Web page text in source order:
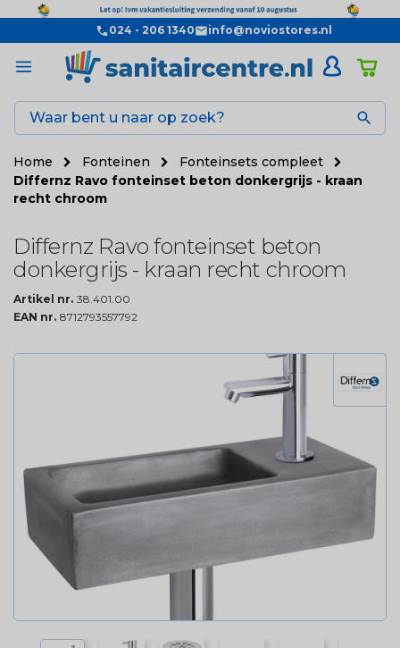
024 - 206 1340 info@noviostores.nl

Home Fonteinen
Fonteinsets compleet
Differnz Ravo fonteinset beton donkergrijs - kraan
recht chroom
Differnz Ravo fonteinset beton
donkergrijs - kraan recht chroom
Artikel nr. 38.401.00
EAN nr. 8712793557792